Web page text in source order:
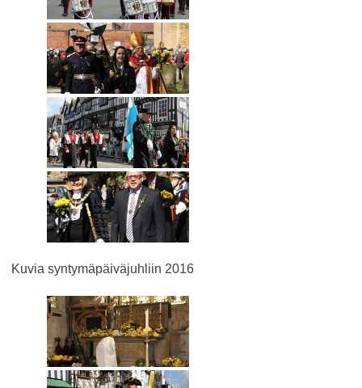
Kuvia syntymäpäiväjuhliin 2016